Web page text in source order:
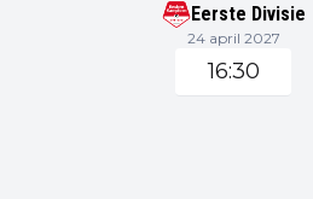
Eerste Divisie
24 april 2027
16:30